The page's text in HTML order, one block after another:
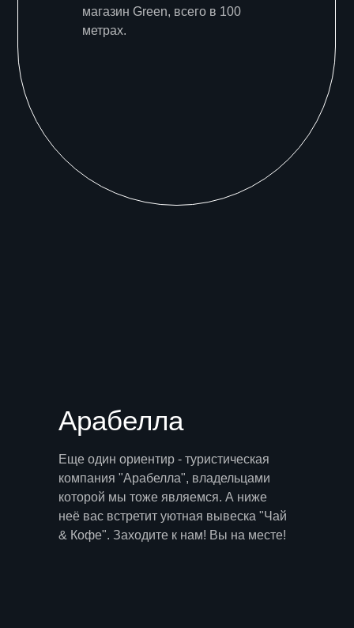
магазин Green, всего в 100
метрах.
Еще один ориентир - туристическая
компания "Арабелла", владельцами
которой мы тоже являемся. А ниже
неё вас встретит уютная вывеска "Чай
& Кофе". Заходите к нам! Вы на месте!
Арабелла